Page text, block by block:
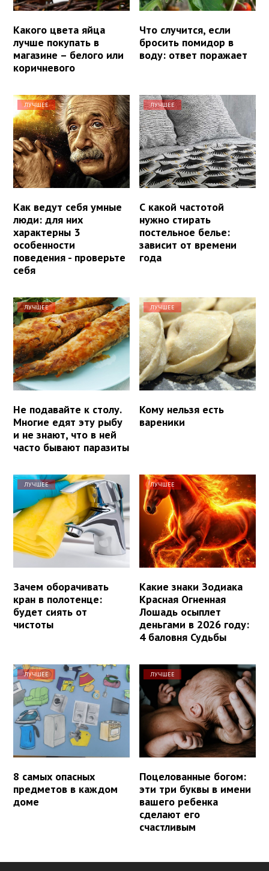
Какого цвета яйца
лучше покупать в
магазине – белого или
коричневого
Что случится, если
бросить помидор в
воду: ответ поражает
ЛУЧШЕЕ
Как ведут себя умные
люди: для них
характерны 3
особенности
поведения - проверьте
себя
ЛУЧШЕЕ
С какой частотой
нужно стирать
постельное белье:
зависит от времени
года
ЛУЧШЕЕ
Не подавайте к столу.
Многие едят эту рыбу
и не знают, что в ней
часто бывают паразиты
ЛУЧШЕЕ
Кому нельзя есть
вареники
ЛУЧШЕЕ
Зачем оборачивать
кран в полотенце:
будет сиять от
чистоты
ЛУЧШЕЕ
Какие знаки Зодиака
Красная Огненная
Лошадь осыплет
деньгами в 2026 году:
4 баловня Судьбы
ЛУЧШЕЕ
8 самых опасных
предметов в каждом
доме
ЛУЧШЕЕ
Поцелованные богом:
эти три буквы в имени
вашего ребенка
сделают его
счастливым